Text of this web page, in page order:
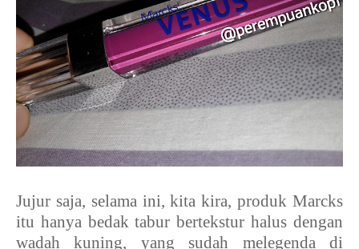
Jujur saja, selama ini, kita kira, produk Marcks
itu hanya bedak tabur bertekstur halus dengan
wadah kuning, yang sudah melegenda di